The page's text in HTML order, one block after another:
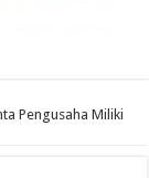
Pengusaha Miliki